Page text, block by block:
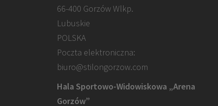
66-400 Gorzów Wlkp.
Lubuskie
POLSKA
Poczta elektroniczna:
biuro@stilongorzow.com
Hala Sportowo-Widowiskowa „Arena
Gorzów”